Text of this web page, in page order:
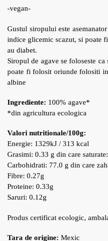
-vegan-
Gustul siropului este
indice glicemic scazut, si poate
au diabet.
Siropul de agave se foloseste
poate fi folosit oriunde folositi
albine
Ingrediente: 100% agave*
*din agricultura ecologica
Valori nutritionale/100g:
Energie: 1329kJ / 313 kcal
Grasimi: 0.33 g din care
Carbohidrati: 77.0 g din care
Fibre: 0.27g
Proteine: 0.33g
Saruri: 0.12g
Produs certificat ecologic,
Tara de origine: Mexic